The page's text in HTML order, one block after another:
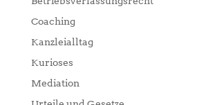
Coaching
Kanzleialltag
Kurioses
Mediation